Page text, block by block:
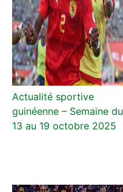
Actualité sportive
guinéenne – Semaine du
13 au 19 octobre 2025